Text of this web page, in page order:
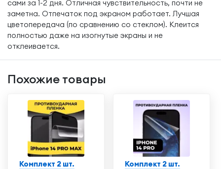
сами за 1-2 дня. Отличная чувствительность, почти не
заметна. Отпечаток под экраном работает. Лучшая
цветопередача (по сравнению со стеклом). Клеится
полностью даже на изогнутые экраны и не
отклеивается.
Похожие товары
Комплект 2 шт.
Комплект 2 шт.